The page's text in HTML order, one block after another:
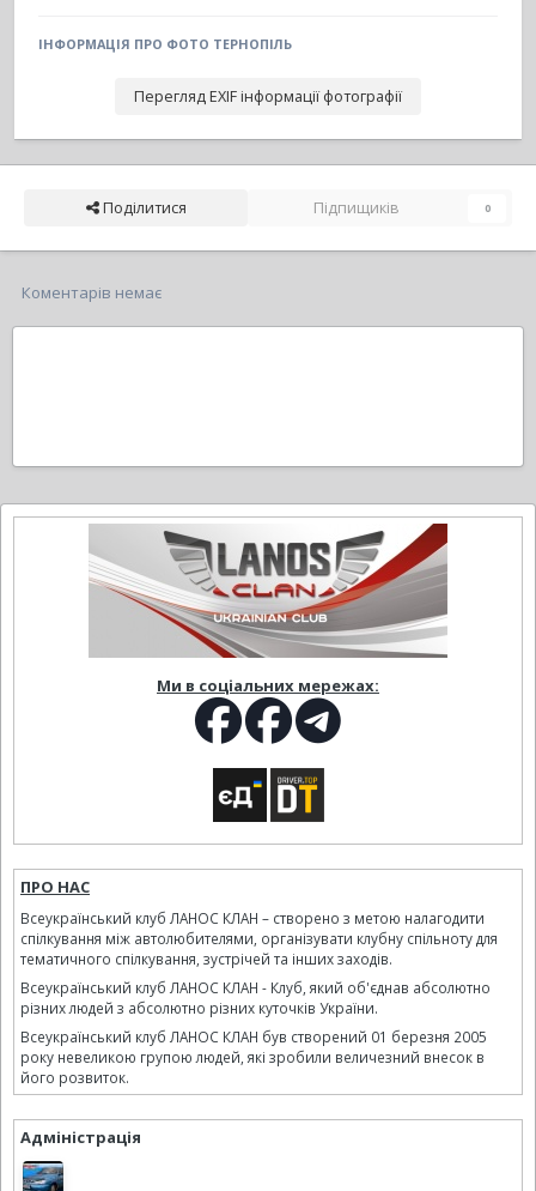
ІНФОРМАЦІЯ ПРО ФОТО ТЕРНОПІЛЬ
Перегляд EXIF інформації фотографії
Поділитися Підпищиків 0
Коментарів немає
Ми в соціальних мережах:
ПРО НАС
Всеукраїнський клуб ЛАНОС КЛАН – створено з метою налагодити
спілкування між автолюбителями, організувати клубну спільноту для
тематичного спілкування, зустрічей та інших заходів.
Всеукраїнський клуб ЛАНОС КЛАН - Клуб, який об'єднав абсолютно
різних людей з абсолютно різних куточків України.
Всеукраїнський клуб ЛАНОС КЛАН був створений 01 березня 2005
року невеликою групою людей, які зробили величезний внесок в
його розвиток.
Адміністрація